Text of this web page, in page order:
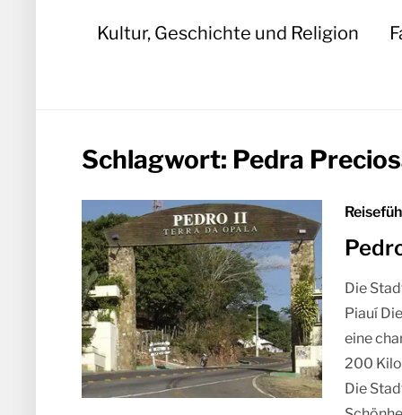
Kultur, Geschichte und Religion
Schlagwort: Pedra
Die
Piauí
eine
200
Die